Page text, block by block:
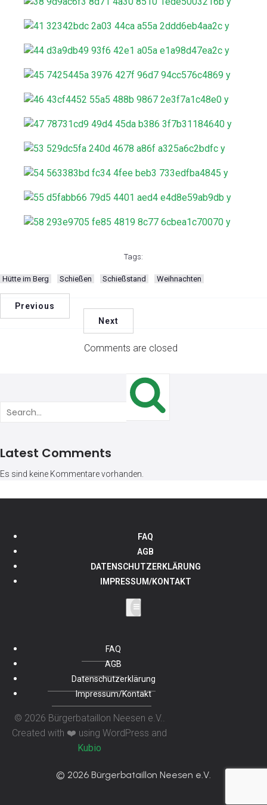
Tags:
Hütte im Berg Schießen Schießstand Weihnachten
Previous
Next
Comments are closed
Latest Comments
Es sind keine Kommentare vorhanden.
FAQ
AGB
DATENSCHUTZERKLÄRUNG
IMPRESSUM/KONTAKT
FAQ
AGB
Datenschutzerklärung
Impressum/Kontakt
© 2026 Bürgerbataillon Neesen e.V..
Created with ❤️ using WordPress and
Kubio
© 2026 Bürgerbataillon Neesen e.V.